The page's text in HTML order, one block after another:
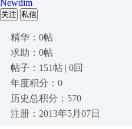
Newdim
关注 私信
精华：0帖
求助：0帖
帖子：151帖 | 0回
年度积分：0
历史总积分：570
注册：2013年5月07日